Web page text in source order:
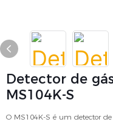
Detector de
MS104K-S
O MS104K-S é um detector